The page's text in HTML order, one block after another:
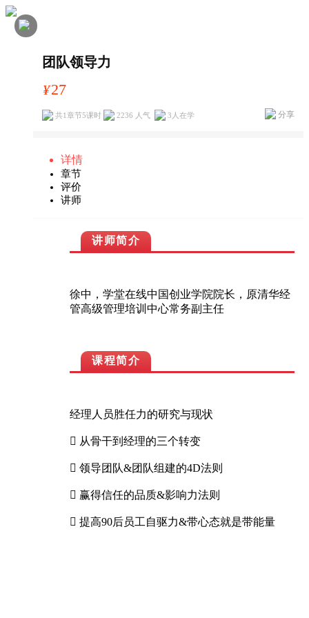
团队领导力
分享
¥27
共1章节5课时 2236 人气 3 人在学
详情
章节
评价
讲师
讲师简介
徐中，学堂在线中国创业学院院长，原清华经
管高级管理培训中心常务副主任
课程简介
经理人员胜任力的研究与现状
 从骨干到经理的三个转变
 领导团队&团队组建的4D法则
 赢得信任的品质&影响力法则
 提高90后员工自驱力&带心态就是带能量